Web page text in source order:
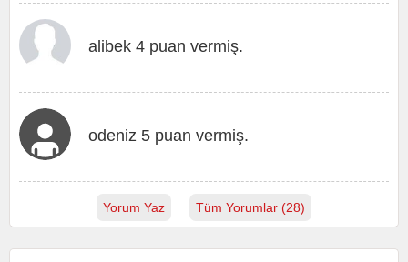
alibek 4 puan vermiş.
odeniz 5 puan vermiş.
Yorum Yaz Tüm Yorumlar (28)